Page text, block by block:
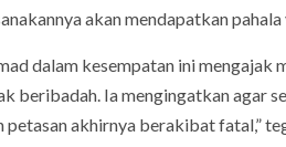
akan mendapatkan
dalam kesempatan ini mengajak
beribadah. Ia mengingatkan agar
akhirnya berakibat fatal,”